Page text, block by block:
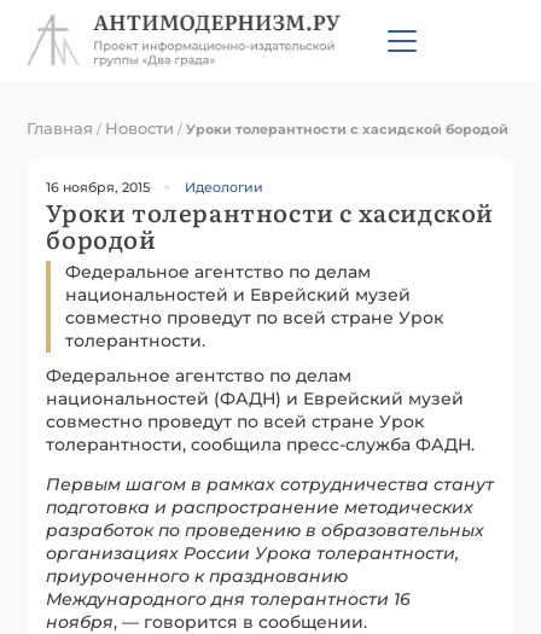
Главная / Новости /Уроки толерантности с хасидской бородой
16 ноября, 2015 Идеологии
Уроки толерантности с хасидской
бородой
Федеральное агентство по делам
национальностей и Еврейский музей
совместно проведут по всей стране Урок
толерантности.
Федеральное агентство по делам
национальностей (ФАДН) и Еврейский музей
совместно проведут по всей стране Урок
толерантности, сообщила пресс-служба ФАДН.
Первым шагом в рамках сотрудничества станут
подготовка и распространение методических
разработок по проведению в образовательных
организациях России Урока толерантности,
приуроченного к празднованию
Международного дня толерантности 16
ноября, — говорится в сообщении.